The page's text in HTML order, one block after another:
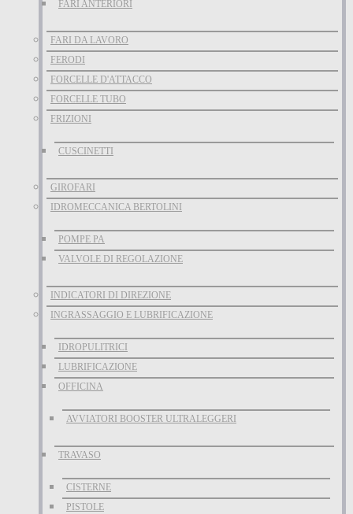
FARI ANTERIORI
FARI DA LAVORO
FERODI
FORCELLE D'ATTACCO
FORCELLE TUBO
FRIZIONI
CUSCINETTI
GIROFARI
IDROMECCANICA BERTOLINI
POMPE PA
VALVOLE DI REGOLAZIONE
INDICATORI DI DIREZIONE
INGRASSAGGIO E LUBRIFICAZIONE
IDROPULITRICI
LUBRIFICAZIONE
OFFICINA
AVVIATORI BOOSTER ULTRALEGGERI
TRAVASO
CISTERNE
PISTOLE